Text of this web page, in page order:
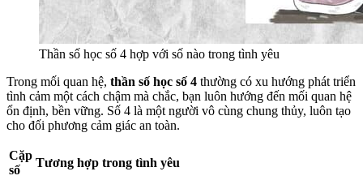
Thần số học số 4 hợp với số nào trong tình yêu
Trong mối quan hệ, thần số học số 4 thường có xu hướng phát triển
tình cảm một cách chậm mà chắc, bạn luôn hướng đến mối quan hệ
ổn định, bền vững. Số 4 là một người vô cùng chung thủy, luôn tạo
cho đối phương cảm giác an toàn.
Cặp
số
Tương hợp trong tình yêu